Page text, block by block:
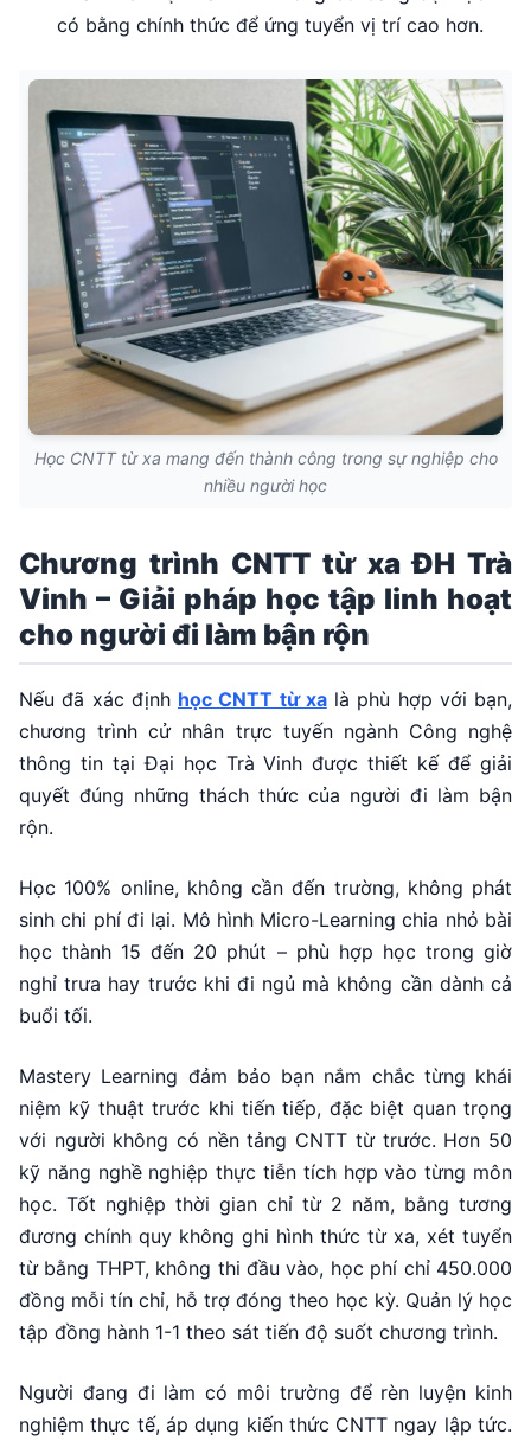
có bằng chính thức để ứng tuyển vị trí cao hơn.
Học CNTT từ xa mang đến thành công trong sự nghiệp cho
nhiều người học
Chương trình CNTT từ xa ĐH Trà
Vinh – Giải pháp học tập linh hoạt
cho người đi làm bận rộn
Nếu đã xác định học CNTT từ xalà phù hợp với bạn,
chương trình cử nhân trực tuyến ngành Công nghệ
thông tin tại Đại học Trà Vinh được thiết kế để giải
quyết đúng những thách thức của người đi làm bận
rộn.
Học 100% online, không cần đến trường, không phát
sinh chi phí đi lại. Mô hình Micro-Learning chia nhỏ bài
học thành 15 đến 20 phút – phù hợp học trong giờ
nghỉ trưa hay trước khi đi ngủ mà không cần dành cả
buổi tối.
Mastery Learning đảm bảo bạn nắm chắc từng khái
niệm kỹ thuật trước khi tiến tiếp, đặc biệt quan trọng
với người không có nền tảng CNTT từ trước. Hơn 50
kỹ năng nghề nghiệp thực tiễn tích hợp vào từng môn
học. Tốt nghiệp thời gian chỉ từ 2 năm, bằng tương
đương chính quy không ghi hình thức từ xa, xét tuyển
từ bằng THPT, không thi đầu vào, học phí chỉ 450.000
đồng mỗi tín chỉ, hỗ trợ đóng theo học kỳ. Quản lý học
tập đồng hành 1-1 theo sát tiến độ suốt chương trình.
Người đang đi làm có môi trường để rèn luyện kinh
nghiệm thực tế, áp dụng kiến thức CNTT ngay lập tức.